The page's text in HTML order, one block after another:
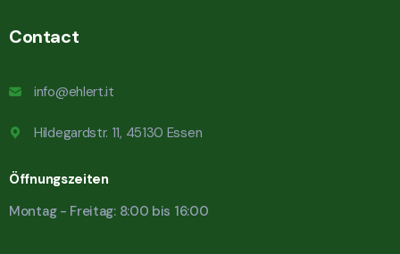
Contact
info@ehlert.it
Hildegardstr. 11, 45130 Essen
Öffnungszeiten
Montag - Freitag: 8:00 bis 16:00